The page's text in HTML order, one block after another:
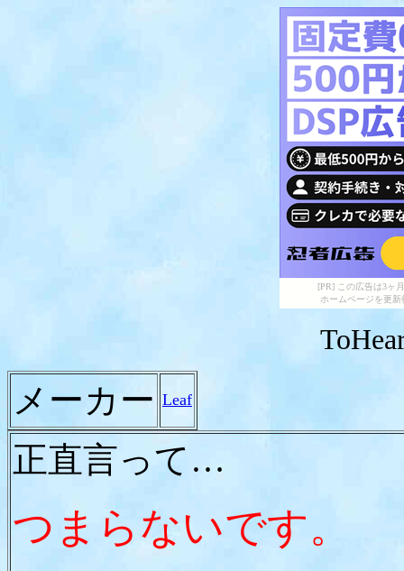
[PR] この広告は3ヶ
ホームページを更
メーカー Leaf
正直言って…
つまらないです。